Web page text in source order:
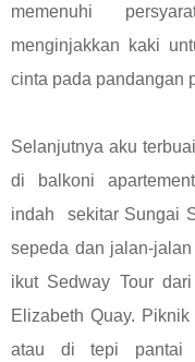
memenuhi
menginjakkan kaki
cinta pada pandangan
Selanjutnya aku
di balkoni
indah sekitar Sungai
sepeda dan jalan-
ikut Sedway Tour
Elizabeth Quay.
atau di tepi pantai